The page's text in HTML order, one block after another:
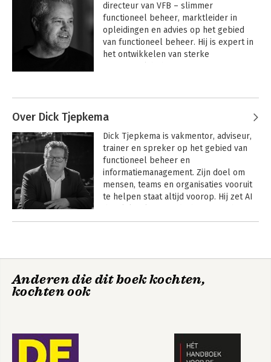
directeur van VFB – slimmer
functioneel beheer, marktleider in
opleidingen en advies op het gebied
van functioneel beheer. Hij is expert in
het ontwikkelen van sterke
Hét handboek voor
beheerder
Pragmatisch
Over Dick Tjepkema
Dick Tjepkema is vakmentor, adviseur,
trainer en spreker op het gebied van
functioneel beheer en
informatiemanagement. Zijn doel om
mensen, teams en organisaties vooruit
te helpen staat altijd voorop. Hij zet AI
vak functioneel beheer te vormen en te
Professional.
Anderen die dit boek kochten,
kochten ook